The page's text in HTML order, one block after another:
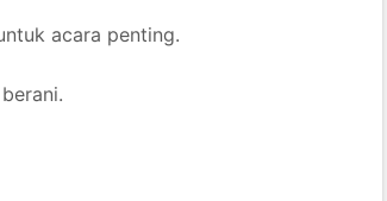
acara penting.